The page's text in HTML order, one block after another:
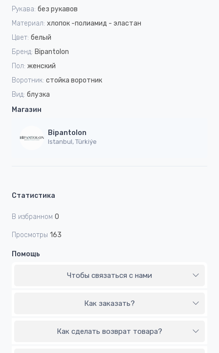
Рукава: без рукавов
Материал: хлопок -полиамид - эластан
Цвет: белый
Бренд: Bipantolon
Пол: женский
Воротник: стойка воротник
Вид: блузка
Магазин
Bipantolon
Istanbul, Türkiýe
Статистика
В избранном 0
Просмотры 163
Помощь
Чтобы связаться с нами
Как заказать?
Как сделать возврат товара?